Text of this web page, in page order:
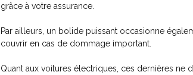
grâce à votre assurance.
Par ailleurs, un bolide puissant occasionne
couvrir en cas de dommage important.
Quant aux voitures électriques, ces dernières ne